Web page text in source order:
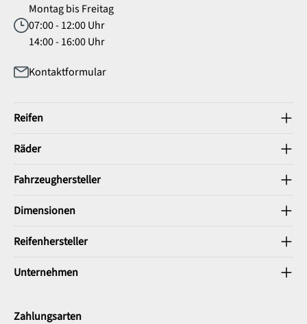
Montag bis Freitag
07:00 - 12:00 Uhr
14:00 - 16:00 Uhr
Kontaktformular
Reifen
Räder
Fahrzeughersteller
Dimensionen
Reifenhersteller
Unternehmen
Zahlungsarten